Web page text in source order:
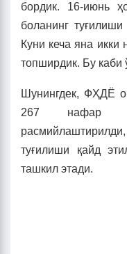
бордик. 16-июнь
боланинг
Куни кеча яна икки
топширдик. Бу каби
Шунингдек, ФҲДЁ
267 нафар
туғилиши қайд
ташкил этади.